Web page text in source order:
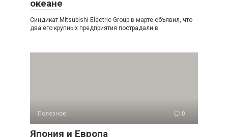
океане
Синдикат Mitsubishi Electric Group в марте объявил, что
два его крупных предприятия пострадали в
Полезное 0
Япония и Европа